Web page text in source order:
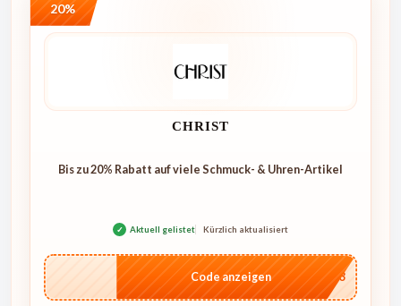
20%
CHRIST
Bis zu 20% Rabatt auf viele Schmuck- & Uhren-Artikel
✓ Aktuell gelistet Kürzlich aktualisiert
…L03
Code anzeigen